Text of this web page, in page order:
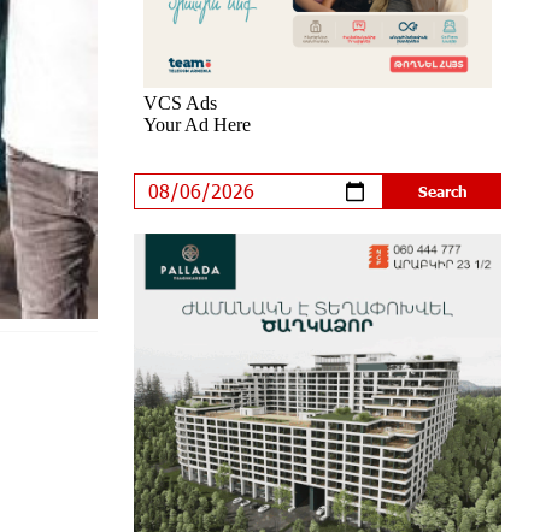
an Innovative Solution
7 days ago
Khachaturian Rooftop Grand Opening
Supported by IDBank
Reopens at 24/2 Shahumyan Street
in Ararat
9 days ago
Scholarship recipients of the
“Armenian Virtuosos” Program
participated in the Järvi Academy and
Pärnu Music Festival in Estonia, representing
Armenia on the international stage
14 days ago